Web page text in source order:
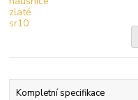
Kompletní specifikace